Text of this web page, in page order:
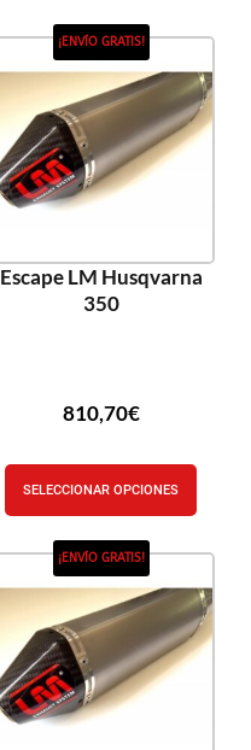
¡ENVÍO GRATIS!
Escape LM Husqvarna
350
810,70€
SELECCIONAR OPCIONES
¡ENVÍO GRATIS!